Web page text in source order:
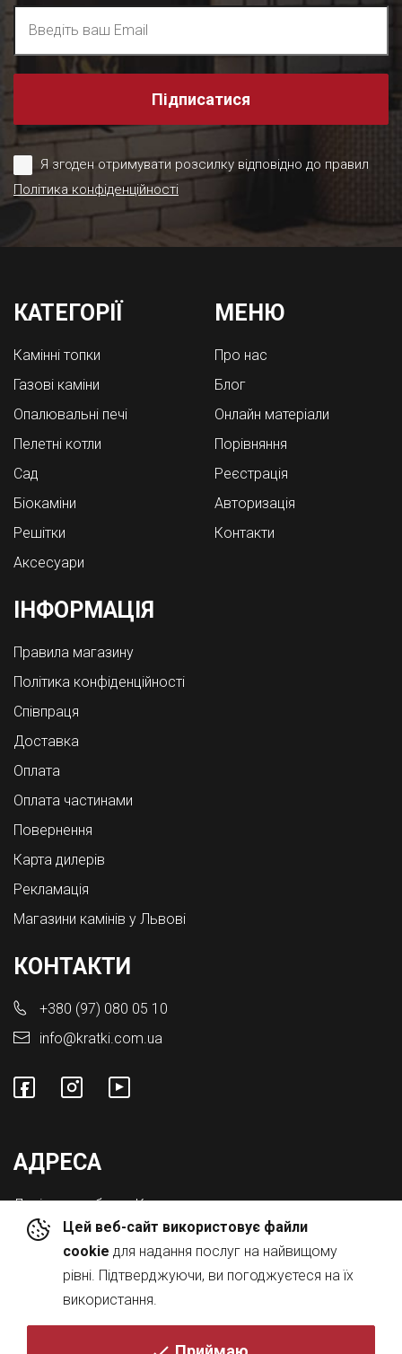
Цей веб-сайт використовує файли
cookie для надання послуг на найвищому
рівні. Підтверджуючи, ви погоджуєтеся на їх
використання.
Підписатися
Я згоден отримувати розсилку відповідно до правил
Політика конфіденційності
КАТЕГОРІЇ
Камінні топки
Газові каміни
Опалювальні печі
Пелетні котли
Cад
Біокаміни
Решітки
Аксесуари
МЕНЮ
Про нас
Блог
Онлайн матеріали
Порівняння
Реєстрація
Авторизація
Контакти
ІНФОРМАЦІЯ
Правила магазину
Політика конфіденційності
Співпраця
Доставка
Оплата
Оплата частинами
Повернення
Карта дилерів
Рекламація
Магазини камінів у Львові
КОНТАКТИ
+380 (97) 080 05 10
info@kratki.com.ua
АДРЕСА
Львівська обл., с. Конопниця,
Вул. Городоцька 8а